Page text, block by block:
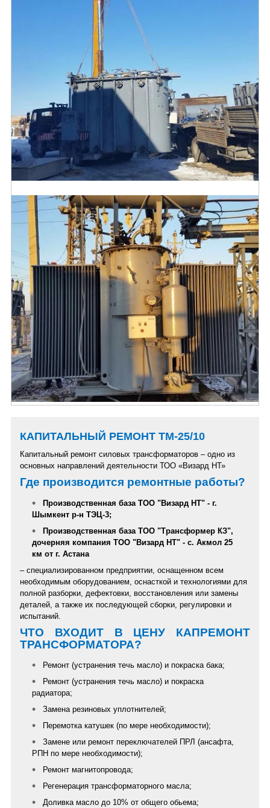
КАПИТАЛЬНЫЙ РЕМОНТ ТМ-25/10
Капитальный ремонт силовых трансформаторов – одно из
основных направлений деятельности ТОО «Визард НТ»
Где производится ремонтные работы?
Производственная база ТОО "Визард НТ" - г.
Шымкент р-н ТЭЦ-3;
Производственная база ТОО "Трансформер КЗ",
дочерняя компания ТОО "Визард НТ" - с. Акмол 25
км от г. Астана
– специализированном предприятии, оснащенном всем
необходимым оборудованием, оснасткой и технологиями для
полной разборки, дефектовки, восстановления или замены
деталей, а также их последующей сборки, регулировки и
испытаний.
ЧТО ВХОДИТ В ЦЕНУ КАПРЕМОНТ
ТРАНСФОРМАТОРА?
Ремонт (устранения течь масло) и покраска бака;
Ремонт (устранения течь масло) и покраска
радиатора;
Замена резиновых уплотнителей;
Перемотка катушек (по мере необходимости);
Замене или ремонт переключателей ПРЛ (ансафта,
РПН по мере необходимости);
Ремонт магнитопровода;
Регенерация трансформаторного масла;
Доливка масло до 10% от общего обьема;